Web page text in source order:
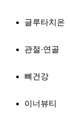
글루타치온
관절·연골
뼈건강
이너뷰티